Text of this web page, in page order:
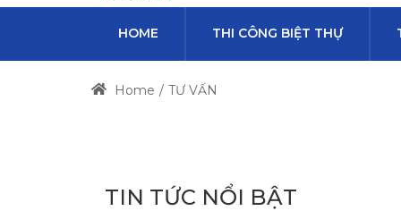
HOME THI CÔNG BIỆT THỰ
Home TƯ VẤN
TIN TỨC NỔI BẬT